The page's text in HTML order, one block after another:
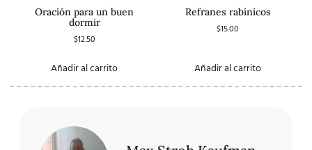
Oración para un buen
dormir
$12.50
Añadir al carrito
Refranes rabínicos
$15.00
Añadir al carrito